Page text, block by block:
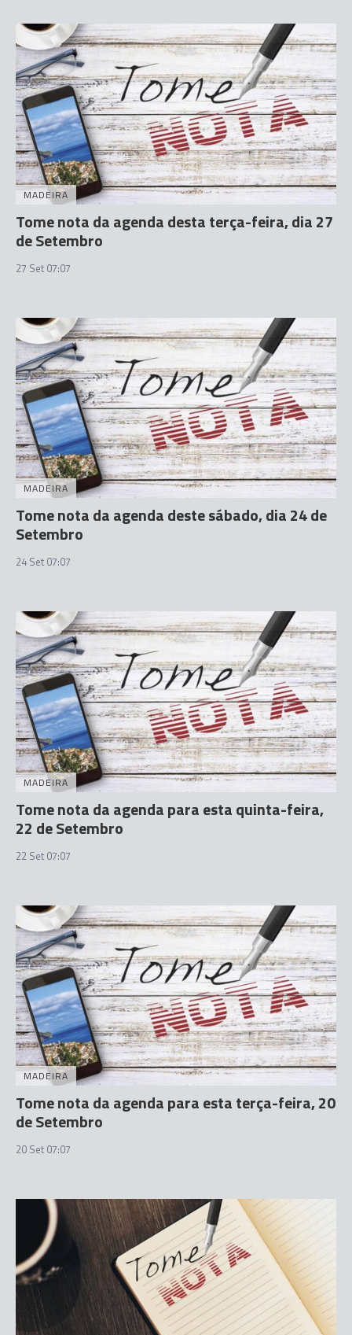
MADEIRA
Tome nota da agenda desta terça-feira, dia 27
de Setembro
27 Set 07:07
MADEIRA
Tome nota da agenda deste sábado, dia 24 de
Setembro
24 Set 07:07
MADEIRA
Tome nota da agenda para esta quinta-feira,
22 de Setembro
22 Set 07:07
MADEIRA
Tome nota da agenda para esta terça-feira, 20
de Setembro
20 Set 07:07